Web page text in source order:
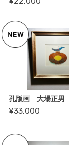
¥33,000